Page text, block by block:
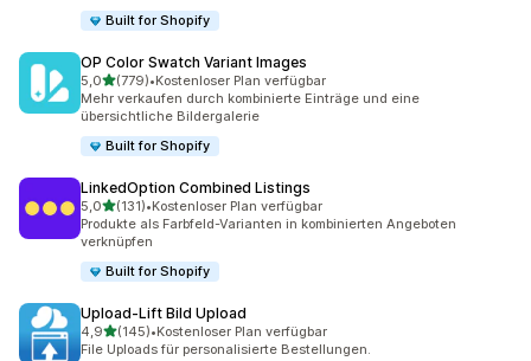
Built for Shopify
OP Color Swatch Variant Images
5,0von 5 Sternen
(779)
779 Rezensionen insgesamt
•Kostenloser Plan verfügbar
Mehr verkaufen durch kombinierte Einträge und eine
übersichtliche Bildergalerie
Built for Shopify
LinkedOption Combined Listings
5,0von 5 Sternen
(131)
131 Rezensionen insgesamt
•Kostenloser Plan verfügbar
Produkte als Farbfeld-Varianten in kombinierten Angeboten
verknüpfen
Built for Shopify
Upload‑Lift Bild Upload
4,9von 5 Sternen
(145)
145 Rezensionen insgesamt
•Kostenloser Plan verfügbar
File Uploads für personalisierte Bestellungen.